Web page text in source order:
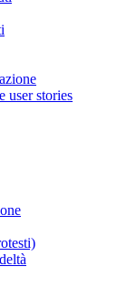
user stories